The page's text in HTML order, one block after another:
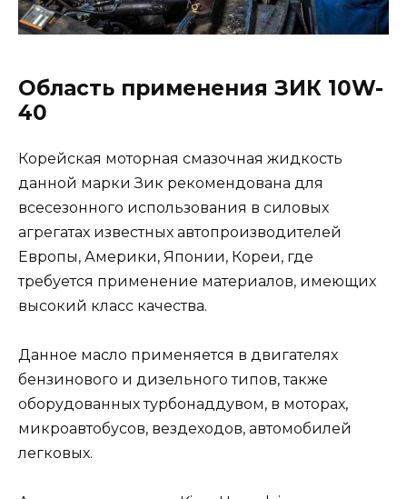
Область применения ЗИК 10W-
40
Корейская моторная смазочная жидкость
данной марки Зик рекомендована для
всесезонного использования в силовых
агрегатах известных автопроизводителей
Европы, Америки, Японии, Кореи, где
требуется применение материалов, имеющих
высокий класс качества.
Данное масло применяется в двигателях
бензинового и дизельного типов, также
оборудованных турбонаддувом, в моторах,
микроавтобусов, вездеходов, автомобилей
легковых.